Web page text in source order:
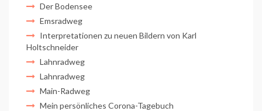
Der Bodensee
Emsradweg
Interpretationen zu neuen Bildern von Karl
Holtschneider
Lahnradweg
Lahnradweg
Main-Radweg
Mein persönliches Corona-Tagebuch